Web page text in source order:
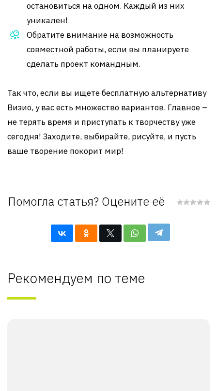
остановиться на одном. Каждый из них
уникален!
Обратите внимание на возможность
совместной работы, если вы планируете
сделать проект командным.
Так что, если вы ищете бесплатную альтернативу
Визио, у вас есть множество вариантов. Главное –
не терять время и приступать к творчеству уже
сегодня! Заходите, выбирайте, рисуйте, и пусть
ваше творение покорит мир!
Помогла статья? Оцените её
Рекомендуем по теме